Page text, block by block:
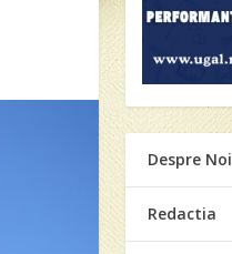
Despre Noi
Redactia